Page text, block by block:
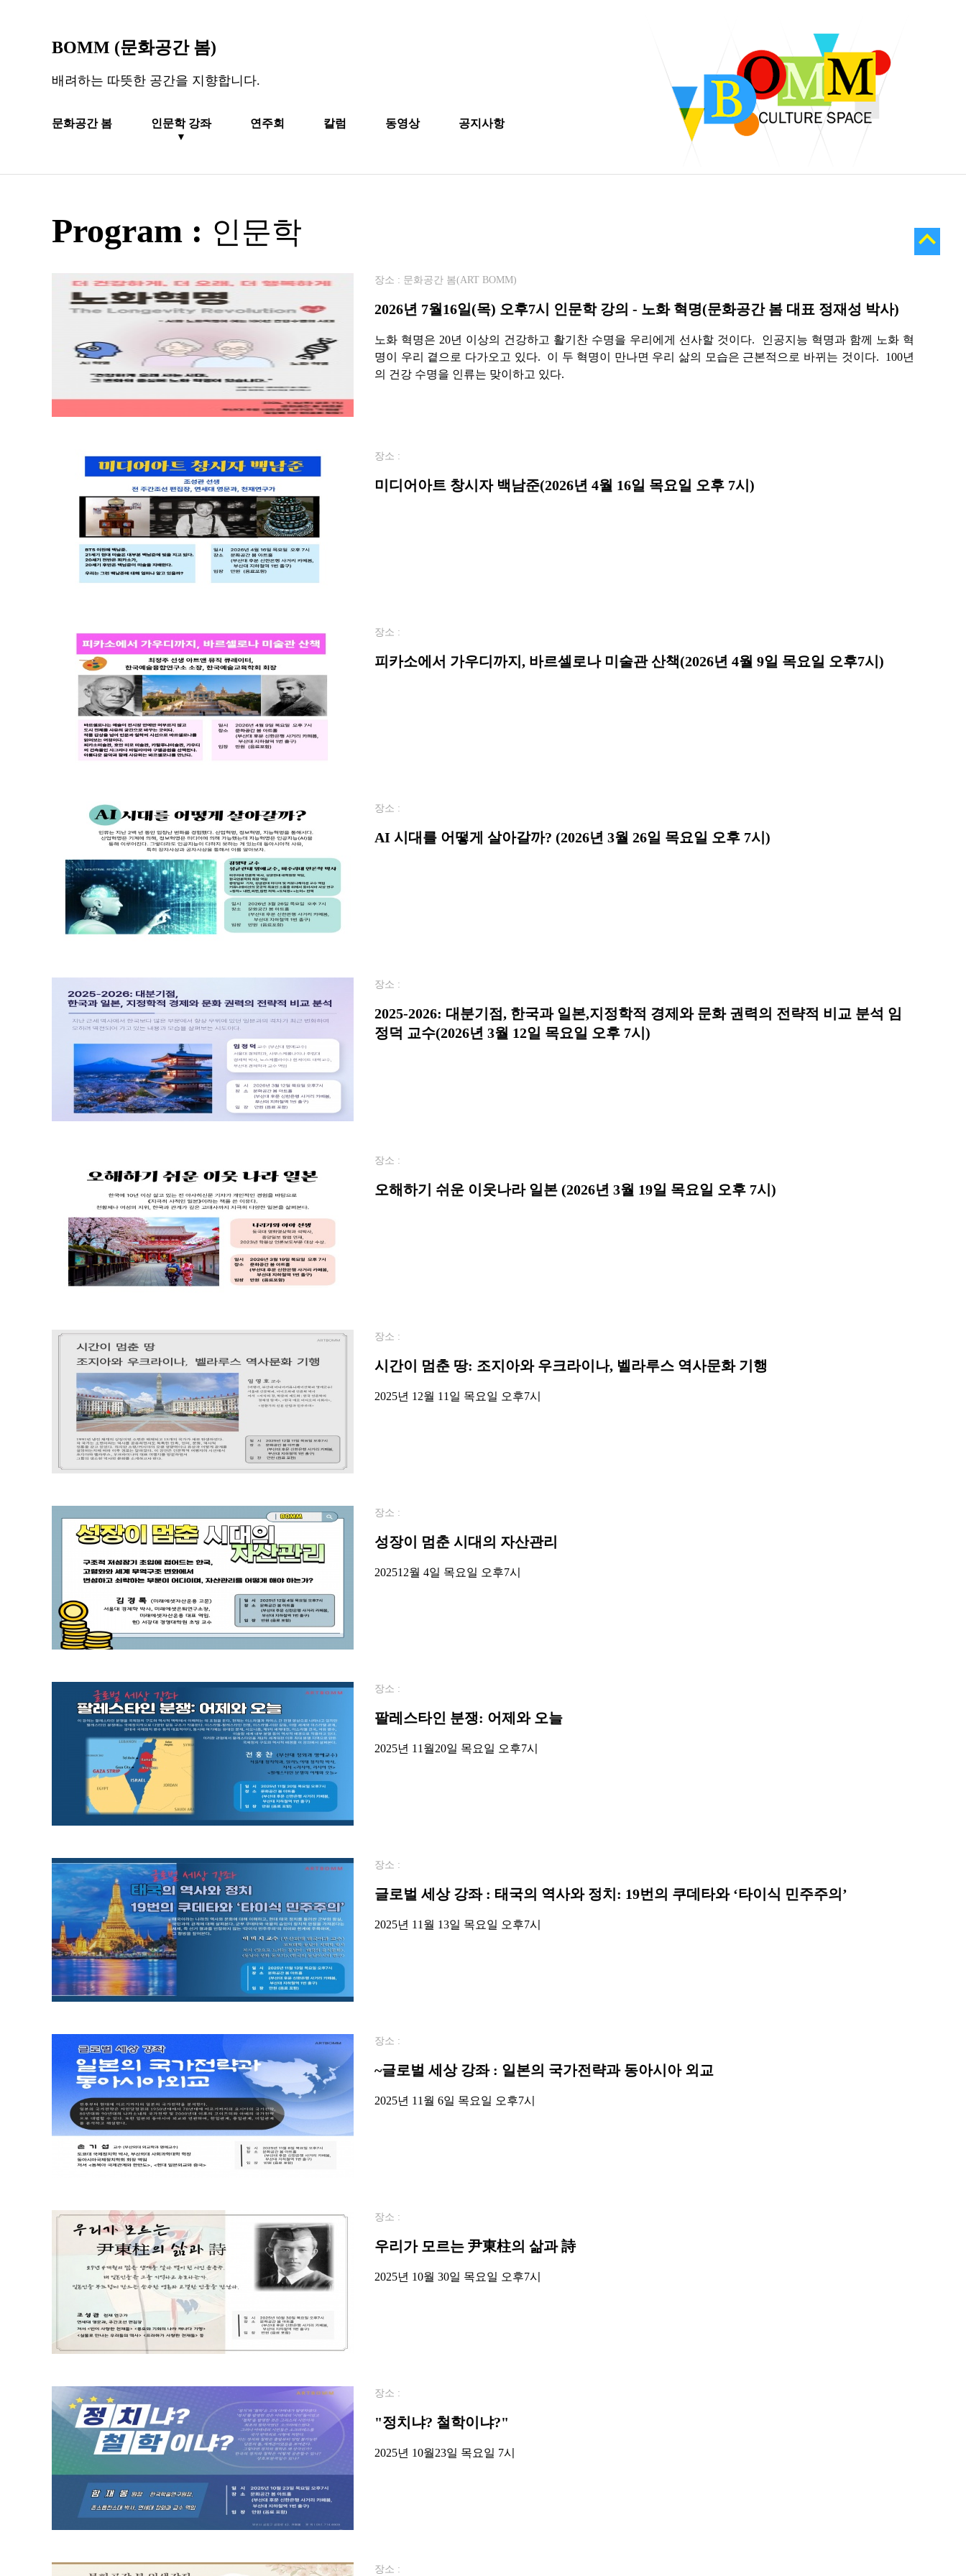
BOMM (문화공간 봄)
배려하는 따뜻한 공간을 지향합니다.
문화공간 봄 인문학 강좌
▼
연주회 칼럼 동영상 공지사항
Program : 인문학
장소 : 문화공간 봄(ART BOMM)
2026년 7월16일(목) 오후7시 인문학 강의 - 노화 혁명(문화공간 봄 대표 정재성 박사)
노화 혁명은 20년 이상의 건강하고 활기찬 수명을 우리에게 선사할 것이다. 인공지능 혁명과 함께 노화 혁
명이 우리 곁으로 다가오고 있다. 이 두 혁명이 만나면 우리 삶의 모습은 근본적으로 바뀌는 것이다. 100년
의 건강 수명을 인류는 맞이하고 있다.
장소 :
미디어아트 창시자 백남준(2026년 4월 16일 목요일 오후 7시)
장소 :
피카소에서 가우디까지, 바르셀로나 미술관 산책(2026년 4월 9일 목요일 오후7시)
장소 :
AI 시대를 어떻게 살아갈까? (2026년 3월 26일 목요일 오후 7시)
장소 :
2025-2026: 대분기점, 한국과 일본,지정학적 경제와 문화 권력의 전략적 비교 분석 임
정덕 교수(2026년 3월 12일 목요일 오후 7시)
장소 :
오해하기 쉬운 이웃나라 일본 (2026년 3월 19일 목요일 오후 7시)
장소 :
시간이 멈춘 땅: 조지아와 우크라이나, 벨라루스 역사문화 기행
2025년 12월 11일 목요일 오후7시
장소 :
성장이 멈춘 시대의 자산관리
202512월 4일 목요일 오후7시
장소 :
팔레스타인 분쟁: 어제와 오늘
2025년 11월20일 목요일 오후7시
장소 :
글로벌 세상 강좌 : 태국의 역사와 정치: 19번의 쿠데타와 ‘타이식 민주주의’
2025년 11월 13일 목요일 오후7시
장소 :
~글로벌 세상 강좌 : 일본의 국가전략과 동아시아 외교
2025년 11월 6일 목요일 오후7시
장소 :
우리가 모르는 尹東柱의 삶과 詩
2025년 10월 30일 목요일 오후7시
장소 :
"정치냐? 철학이냐?"
2025년 10월23일 목요일 7시
장소 :